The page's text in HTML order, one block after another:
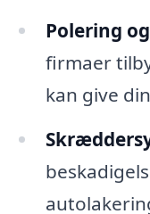
Polering
firmaer
kan give